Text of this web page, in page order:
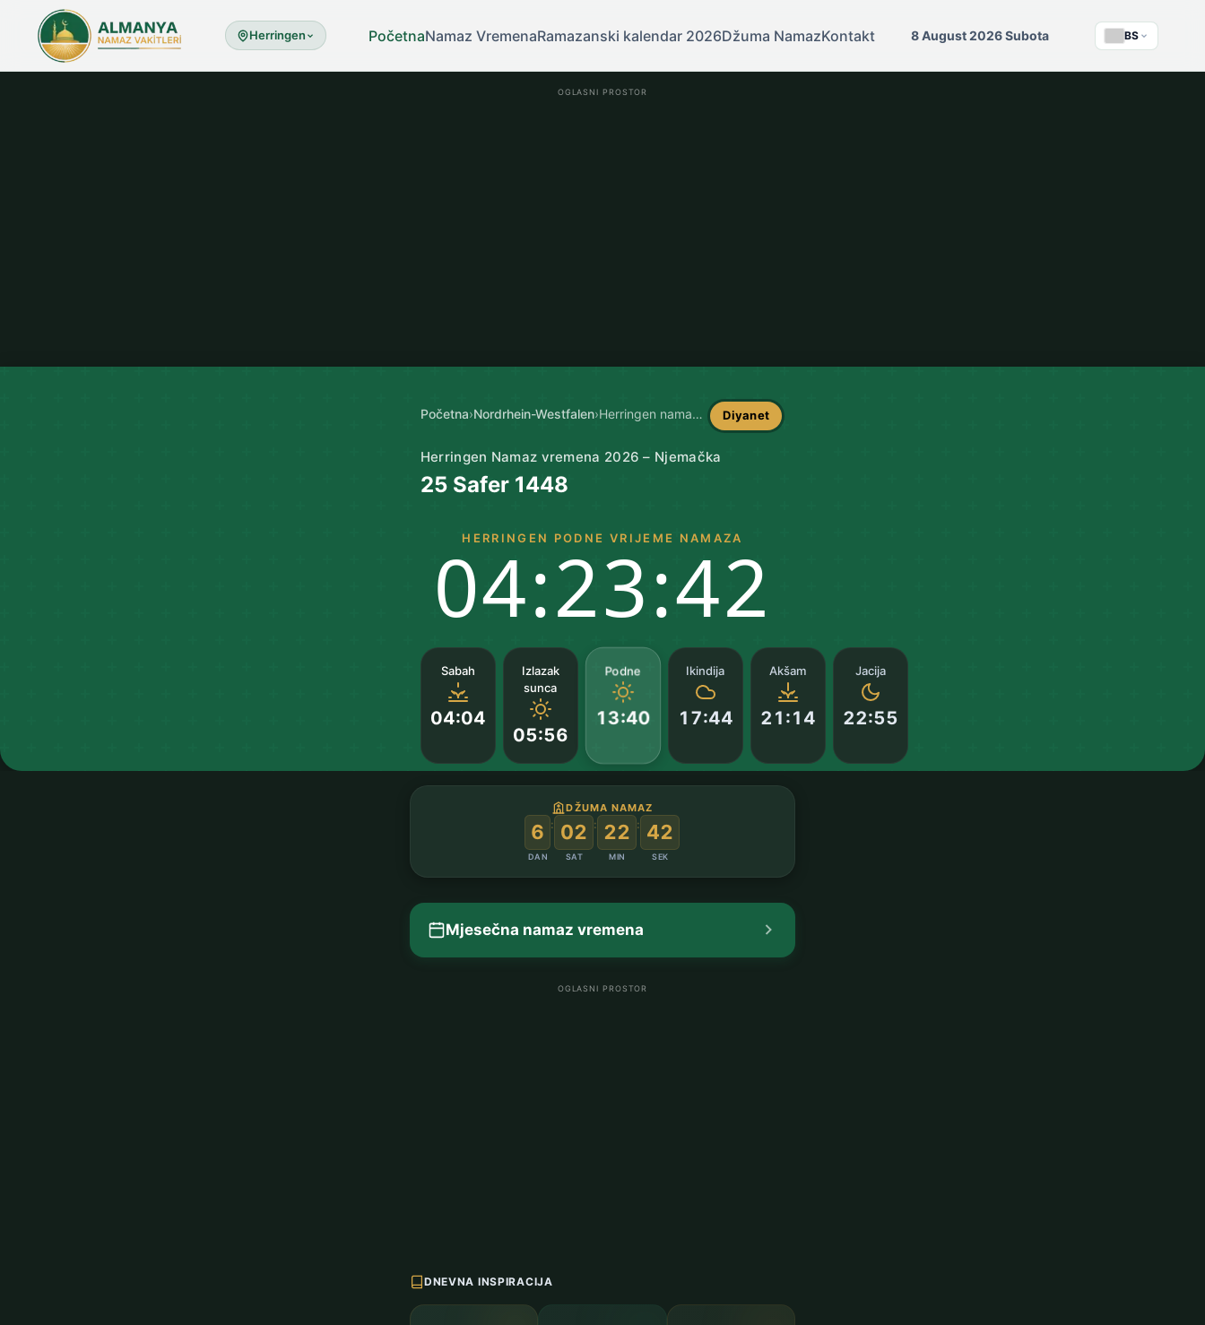
Herringen PočetnaNamaz VremenaRamazanski kalendar 2026Džuma NamazKontakt 8 August 2026 Subota BS
OGLASNI PROSTOR
Početna›Nordrhein-Westfalen› Herringen namaz vremena Diyanet
Herringen Namaz vremena 2026 – Njemačka
25 Safer 1448
HERRINGEN PODNE VRIJEME NAMAZA
04:23:41
Sabah
04:04
Izlazak
sunca
05:56
Podne
13:40
Ikindija
17:44
Akšam
21:14
Jacija
22:55
DŽUMA NAMAZ
6
DAN
: 02
SAT
: 22
MIN
: 41
SEK
Mjesečna namaz vremena
OGLASNI PROSTOR
DNEVNA INSPIRACIJA